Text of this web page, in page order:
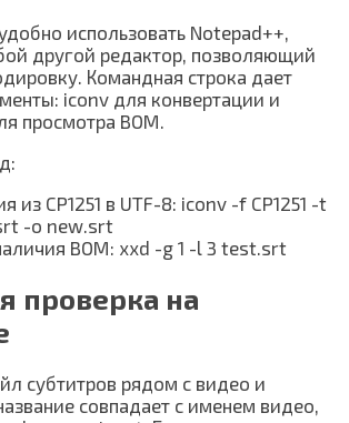
использовать Notepad++,
другой редактор, позволяющий
Командная строка дает
iconv для конвертации и
просмотра BOM.
из CP1251 в UTF-8: iconv -f CP1251 -t
-o new.srt
BOM: xxd -g 1 -l 3 test.srt
проверка на
субтитров рядом с видео и
совпадает с именем видео,